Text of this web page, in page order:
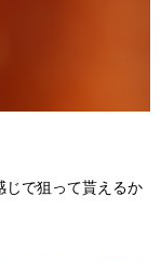
じで狙って貰えるか